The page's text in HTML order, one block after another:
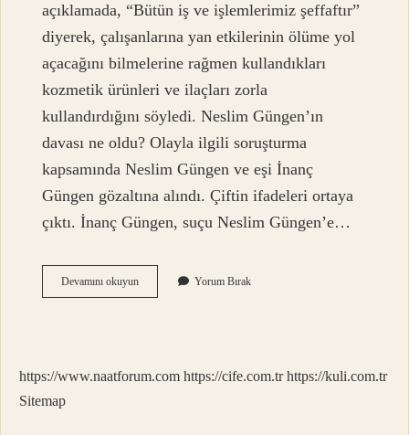
açıklamada, “Bütün iş ve işlemlerimiz şeffaftır”
diyerek, çalışanlarına yan etkilerinin ölüme yol
açacağını bilmelerine rağmen kullandıkları
kozmetik ürünleri ve ilaçları zorla
kullandırdığını söyledi. Neslim Güngen’ın
davası ne oldu? Olayla ilgili soruşturma
kapsamında Neslim Güngen ve eşi İnanç
Güngen gözaltına alındı. Çiftin ifadeleri ortaya
çıktı. İnanç Güngen, suçu Neslim Güngen’e…
Devamını okuyunNeslim
Güngen
Yorum Bırak
https://www.naatforum.com https://cife.com.tr https://kuli.com.tr
Sitemap